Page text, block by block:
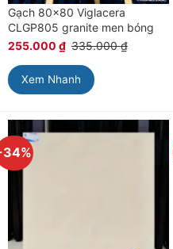
Gạch 80×80 Viglacera
CLGP805 granite men bóng
255.000 ₫ 335.000₫
Xem Nhanh